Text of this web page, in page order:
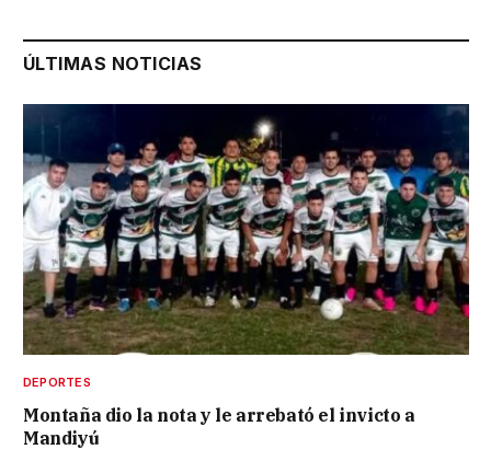
ÚLTIMAS NOTICIAS
DEPORTES
Montaña dio la nota y le arrebató el invicto a
Mandiyú